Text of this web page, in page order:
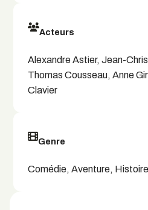
Acteurs
Alexandre Astier, Jean-
Thomas Cousseau, Anne
Clavier
Genre
Comédie, Aventure,